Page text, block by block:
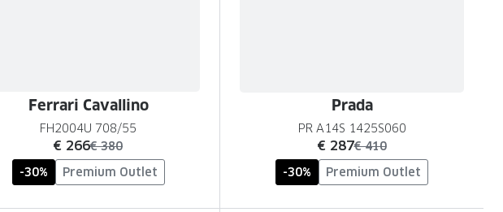
Ferrari Cavallino
FH2004U 708/55
nu:
€ 266was:
€ 380
-30%
Premium Outlet
Prada
PR A14S 1425S060
nu:
€ 287was:
€ 410
-30%
Premium Outlet